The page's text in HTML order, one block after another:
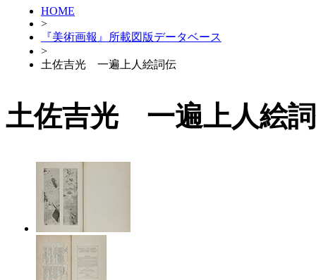
HOME
>
『美術画報』所載図版データベース
>
土佐吉光 一遍上人絵詞伝
土佐吉光 一遍上人絵